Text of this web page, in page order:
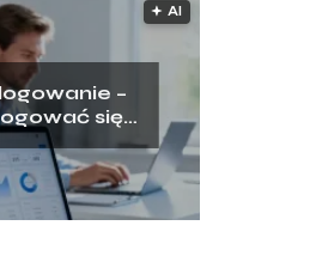
🟅 AI
–
się
klienta?